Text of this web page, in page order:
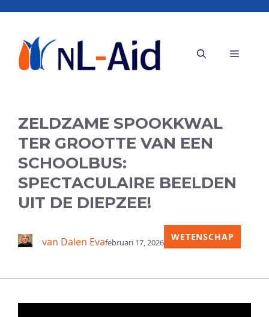
inhoud
Menu
ZELDZAME SPOOKKWAL
TER GROOTTE VAN EEN
SCHOOLBUS:
SPECTACULAIRE BEELDEN
UIT DE DIEPZEE!
van Dalen Evafebruari 17, 2026 WETENSCHAP